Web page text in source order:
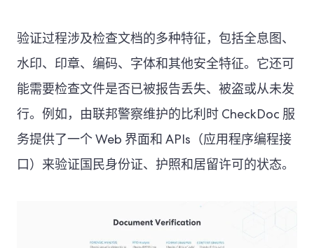
验证过程涉及检查文档的多种特征，包括全息图、
水印、印章、编码、字体和其他安全特征。它还可
能需要检查文件是否已被报告丢失、被盗或从未发
行。例如，由联邦警察维护的比利时 CheckDoc 服
务提供了一个 Web 界面和 APIs（应用程序编程接
口）来验证国民身份证、护照和居留许可的状态。